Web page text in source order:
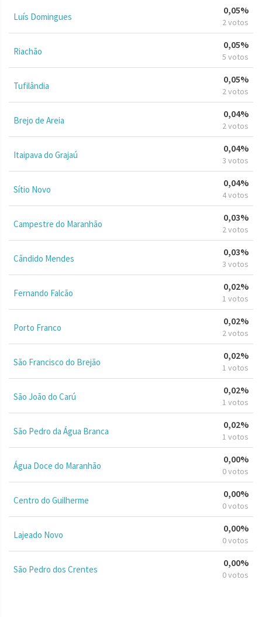
Luís Domingues
0,05%
2 votos
Riachão
0,05%
5 votos
Tufilândia
0,05%
2 votos
Brejo de Areia
0,04%
2 votos
Itaipava do Grajaú
0,04%
3 votos
Sítio Novo
0,04%
4 votos
Campestre do Maranhão
0,03%
2 votos
Cândido Mendes
0,03%
3 votos
Fernando Falcão
0,02%
1 votos
Porto Franco
0,02%
2 votos
São Francisco do Brejão
0,02%
1 votos
São João do Carú
0,02%
1 votos
São Pedro da Água Branca
0,02%
1 votos
Água Doce do Maranhão
0,00%
0 votos
Centro do Guilherme
0,00%
0 votos
Lajeado Novo
0,00%
0 votos
São Pedro dos Crentes
0,00%
0 votos